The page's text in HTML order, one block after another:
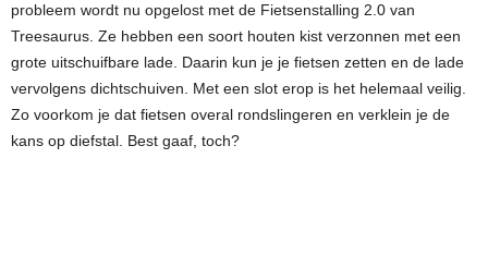
probleem wordt nu opgelost met de Fietsenstalling 2.0 van
Treesaurus. Ze hebben een soort houten kist verzonnen met een
grote uitschuifbare lade. Daarin kun je je fietsen zetten en de lade
vervolgens dichtschuiven. Met een slot erop is het helemaal veilig.
Zo voorkom je dat fietsen overal rondslingeren en verklein je de
kans op diefstal. Best gaaf, toch?